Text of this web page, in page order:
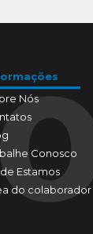
Nós
Conosco
Estamos
do colaborador